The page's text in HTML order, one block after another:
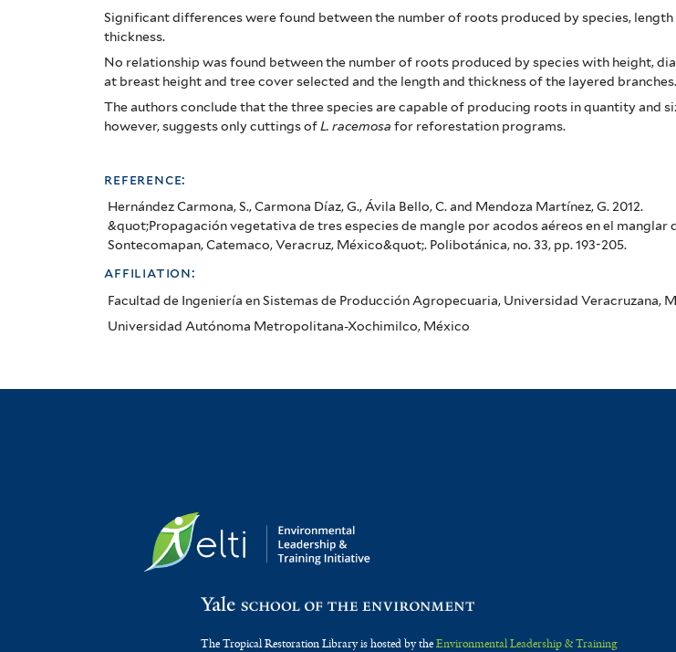
Significant differences were found between the number of roots produced by species, length
thickness.
No relationship was found between the number of roots produced by species with height,
at breast height and tree cover selected and the length and thickness of the layered branches.
The authors conclude that the three species are capable of producing roots in quantity and
however, suggests only cuttings of L. racemosa for reforestation programs.
reference:
Hernández Carmona, S., Carmona Díaz, G., Ávila Bello, C. and Mendoza Martínez, G. 2012.
&quot;Propagación vegetativa de tres especies de mangle por acodos aéreos en el manglar
Sontecomapan, Catemaco, Veracruz, México&quot;. Polibotánica, no. 33, pp. 193-205.
affiliation:
Facultad de Ingeniería en Sistemas de Producción Agropecuaria, Universidad Veracruzana,
Universidad Autónoma Metropolitana-Xochimilco, México
The Tropical Restoration Library is hosted by theEnvironmental Leadership & Training